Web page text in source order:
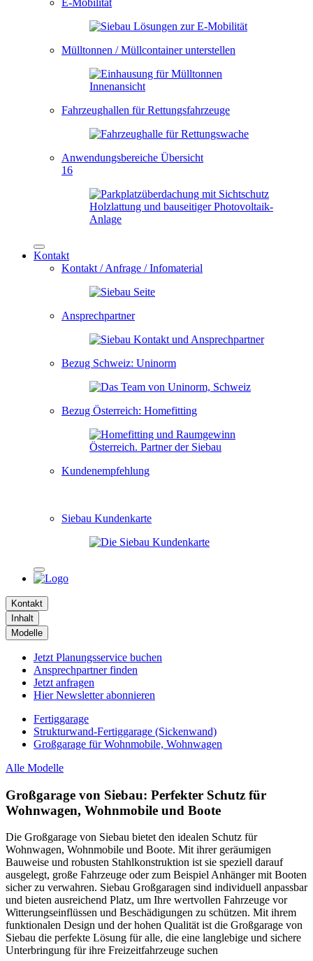
E-Mobilität
Mülltonnen / Müllcontainer unterstellen
Fahrzeughallen für Rettungsfahrzeuge
Anwendungsbereiche Übersicht
16
Kontakt
Kontakt / Anfrage / Infomaterial
Ansprechpartner
Bezug Schweiz: Uninorm
Bezug Österreich: Homefitting
Kundenempfehlung
Siebau Kundenkarte
Kontakt
Inhalt
Modelle
Jetzt Planungsservice buchen
Ansprechpartner finden
Jetzt anfragen
Hier Newsletter abonnieren
Fertiggarage
Strukturwand-Fertiggarage (Sickenwand)
Großgarage für Wohnmobile, Wohnwagen
Alle Modelle
Großgarage von Siebau: Perfekter Schutz für
Wohnwagen, Wohnmobile und Boote
Die Großgarage von Siebau bietet den idealen Schutz für
Wohnwagen, Wohnmobile und Boote. Mit ihrer geräumigen
Bauweise und robusten Stahlkonstruktion ist sie speziell darauf
ausgelegt, große Fahrzeuge oder zum Beispiel Anhänger mit Booten
sicher zu verwahren. Siebau Großgaragen sind individuell anpassbar
und bieten ausreichend Platz, um Ihre wertvollen Fahrzeuge vor
Witterungseinflüssen und Beschädigungen zu schützen. Mit ihrem
funktionalen Design und der hohen Qualität ist die Großgarage von
Siebau die perfekte Lösung für alle, die eine langlebige und sichere
Unterbringung für ihre Freizeitfahrzeuge suchen